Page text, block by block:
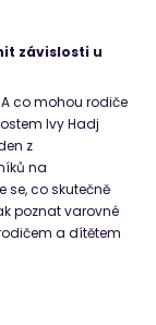
závislosti u
co mohou rodiče
Ivy Hadj
z
na
se, co skutečně
poznat varovné
a dítětem